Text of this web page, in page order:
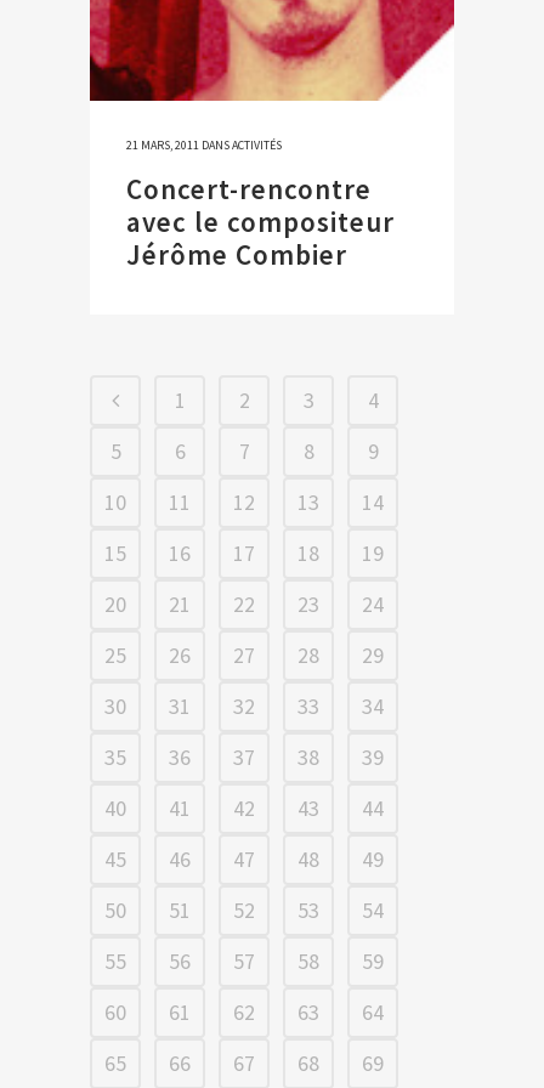
21 MARS, 2011 DANSACTIVITÉS
Concert-rencontre
avec le compositeur
Jérôme Combier
1 2 3
4
5
6 7 8
9
10
11 12 13
14
15
16 17 18
19
20
21 22 23
24
25
26 27 28
29
30
31 32 33
34
35
36 37 38
39
40
41 42 43
44
45
46 47 48
49
50
51 52 53
54
55
56 57 58
59
60
61 62 63
64
65
66 67 68
69